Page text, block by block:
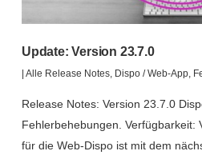
Update: Version 23.7.0
Alle Release Notes, Dispo / Web-App,
Release Notes: Version 23.7.0
Fehlerbehebungen. Verfügbarkeit:
für die Web-Dispo ist mit dem